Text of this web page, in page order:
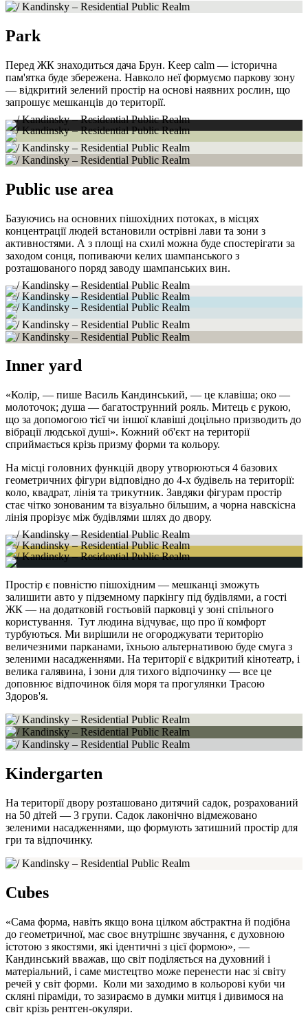
Park
Перед ЖК знаходиться дача Брун. Keep calm — історична
пам'ятка буде збережена. Навколо неї формуємо паркову зону
— відкритий зелений простір на основі наявних рослин, що
запрошує мешканців до території.
Public use area
Базуючись на основних пішохідних потоках, в місцях
концентрації людей встановили острівні лави та зони з
активностями. А з площі на схилі можна буде спостерігати за
заходом сонця, попиваючи келих шампанського з
розташованого поряд заводу шампанських вин.
Inner yard
«Колір, — пише Василь Кандинський, — це клавіша; око —
молоточок; душа — багатострунний рояль. Митець є рукою,
що за допомогою тієї чи іншої клавіші доцільно призводить до
вібрації людської душі». Кожний об'єкт на території
сприймається крізь призму форми та кольору.
На місці головних функцій двору утворюються 4 базових
геометричних фігури відповідно до 4-х будівель на території:
коло, квадрат, лінія та трикутник. Завдяки фігурам простір
стає чітко зонованим та візуально більшим, а чорна навскісна
лінія прорізує між будівлями шлях до двору.
Простір є повністю пішохідним — мешканці зможуть
залишити авто у підземному паркінгу під будівлями, а гості
ЖК — на додатковій гостьовій парковці у зоні спільного
користування. Тут людина відчуває, що про її комфорт
турбуються. Ми вирішили не огороджувати територію
величезними парканами, їхньою альтернативою буде смуга з
зеленими насадженнями. На території є відкритий кінотеатр, і
велика галявина, і зони для тихого відпочинку — все це
доповнює відпочинок біля моря та прогулянки Трасою
Здоров'я.
Kindergarten
На території двору розташовано дитячий садок, розрахований
на 50 дітей — 3 групи. Садок лаконічно відмежовано
зеленими насадженнями, що формують затишний простір для
гри та відпочинку.
Cubes
«Сама форма, навіть якщо вона цілком абстрактна й подібна
до геометричної, має своє внутрішнє звучання, є духовною
істотою з якостями, які ідентичні з цієї формою», —
Кандинський вважав, що світ поділяється на духовний і
матеріальний, і саме мистецтво може перенести нас зі світу
речей у світ форми. Коли ми заходимо в кольорові куби чи
скляні піраміди, то зазираємо в думки митця і дивимося на
світ крізь рентген-окуляри.